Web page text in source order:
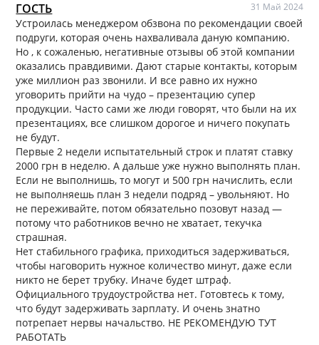
ГОСТЬ 31 Май 2024
Устроилась менеджером обзвона по рекомендации своей
подруги, которая очень нахваливала даную компанию.
Но , к сожаленью, негативные отзывы об этой компании
оказались правдивими. Дают старые контакты, которым
уже миллион раз звонили. И все равно их нужно
уговорить прийти на чудо – презентацию супер
продукции. Часто сами же люди говорят, что были на их
презентациях, все слишком дорогое и ничего покупать
не будут.
Первые 2 недели испытательный строк и платят ставку
2000 грн в неделю. А дальше уже нужно выполнять план.
Если не выполнишь, то могут и 500 грн начислить, если
не выполняешь план 3 недели подряд – увольняют. Но
не переживайте, потом обязательно позовут назад —
потому что работников вечно не хватает, текучка
страшная.
Нет стабильного графика, приходиться задерживаться,
чтобы наговорить нужное количество минут, даже если
никто не берет трубку. Иначе будет штраф.
Официального трудоустройства нет. Готовтесь к тому,
что будут задерживать зарплату. И очень знатно
потрепает нервы начальство. НЕ РЕКОМЕНДУЮ ТУТ
РАБОТАТЬ